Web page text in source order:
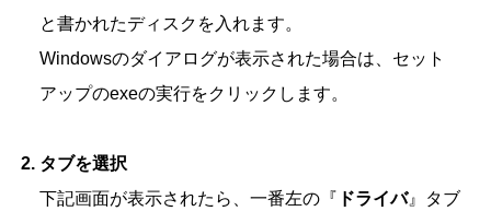
と書かれたディスクを入れます。
Windowsのダイアログが表示された場合は、セット
アップのexeの実行をクリックします。
タブを選択
下記画面が表示されたら、一番左の『 ドライバ』タブ